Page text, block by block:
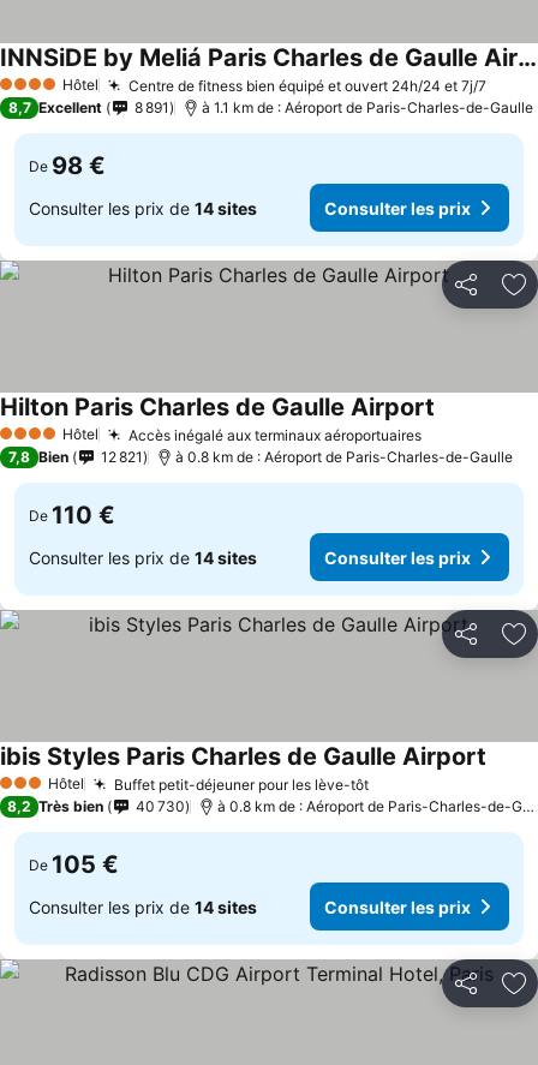
4 Étoiles Hôtel Centre de fitness bien équipé et ouvert 24h/24 et 7j/7
INNSiDE by Meliá Paris Charles de Gaulle Airport
8,7 Excellent 8 891 à 1.1 km de : Aéroport de Paris-Charles-de-Gaulle
De 98 €
Consulter les prix de 14 sites Consulter les prix
Partager
4 Étoiles Hôtel Accès inégalé aux terminaux aéroportuaires
Hilton Paris Charles de Gaulle Airport
7,8 Bien 12 821 à 0.8 km de : Aéroport de Paris-Charles-de-Gaulle
De 110 €
Consulter les prix de 14 sites Consulter les prix
Partager
3 ÉtoilesHôtel Buffet petit-déjeuner pour les lève-tôt
ibis Styles Paris Charles de Gaulle Airport
8,2 Très bien 40 730 à 0.8 km de : Aéroport de Paris-Charles-de-Gaulle
De 105 €
Consulter les prix de 14 sites Consulter les prix
Partager